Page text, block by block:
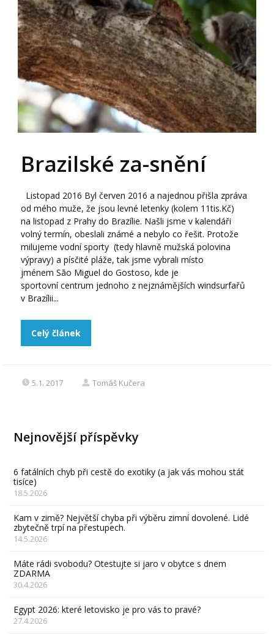
Brazilské za-snění
Listopad 2016 Byl červen 2016 a najednou přišla zpráva
od mého muže, že jsou levné letenky (kolem 11tis.Kč)
na listopad z Prahy do Brazílie. Našli jsme v kalendáři
volný termín, obeslali známé a nebylo co řešit. Protože
milujeme vodní sporty (tedy hlavně mužská polovina
výpravy) a písčité pláže, tak jsme vybrali místo
jménem São Miguel do Gostoso, kde je
sportovní centrum jednoho z nejznámějších windsurfařů
v Brazílii...
Celý článek
5.1. 2017 Tomáš Kučera
Nejnovější příspěvky
6 fatálních chyb při cestě do exotiky (a jak vás mohou stát
tisíce)
18.5.2026
Kam v zimě? Největší chyba při výběru zimní dovolené. Lidé
zbytečně trpí na přestupech.
14.5.2026
Máte rádi svobodu? Otestujte si jaro v obytce s dnem
ZDARMA
30.4.2026
Egypt 2026: které letovisko je pro vás to pravé?
27.4.2026